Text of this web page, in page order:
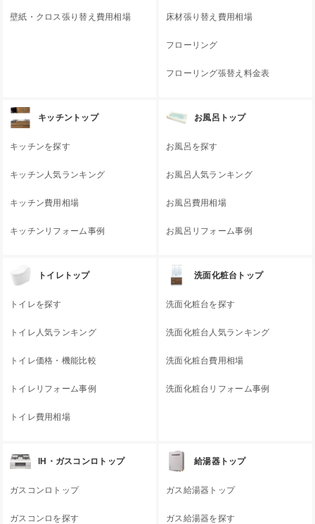
壁紙・クロス張り替え費用相場 床材張り替え費用相場
フローリング
フローリング張替え料金表
キッチントップ
キッチンを探す
キッチン人気ランキング
キッチン費用相場
キッチンリフォーム事例
お風呂トップ
お風呂を探す
お風呂人気ランキング
お風呂費用相場
お風呂リフォーム事例
トイレトップ
トイレを探す
トイレ人気ランキング
トイレ価格・機能比較
トイレリフォーム事例
トイレ費用相場
洗面化粧台トップ
洗面化粧台を探す
洗面化粧台人気ランキング
洗面化粧台費用相場
洗面化粧台リフォーム事例
IH・ガスコンロトップ
ガスコンロトップ
ガスコンロを探す
給湯器トップ
ガス給湯器トップ
ガス給湯器を探す